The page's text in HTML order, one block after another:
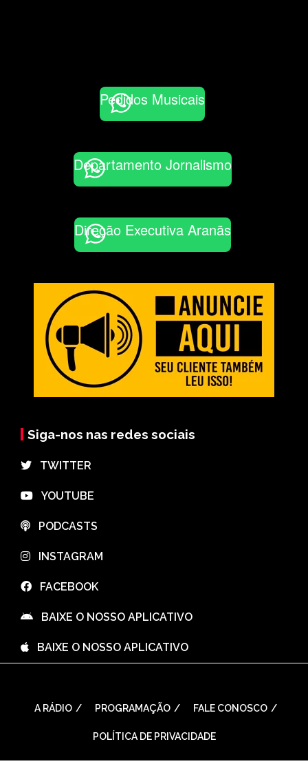
Pedidos Musicais
Departamento Jornalismo
Direção Executiva Aranãs
Siga-nos nas redes sociais
⠀TWITTER
⠀YOUTUBE
⠀PODCASTS
⠀INSTAGRAM
⠀FACEBOOK
⠀BAIXE O NOSSO APLICATIVO
⠀BAIXE O NOSSO APLICATIVO
A RÁDIO PROGRAMAÇÃO FALE CONOSCO
POLÍTICA DE PRIVACIDADE